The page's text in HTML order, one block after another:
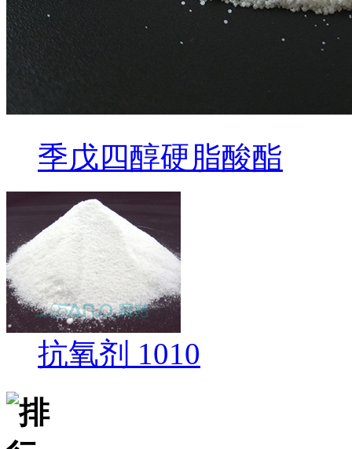
季戊四醇硬脂酸酯
抗氧剂 1010